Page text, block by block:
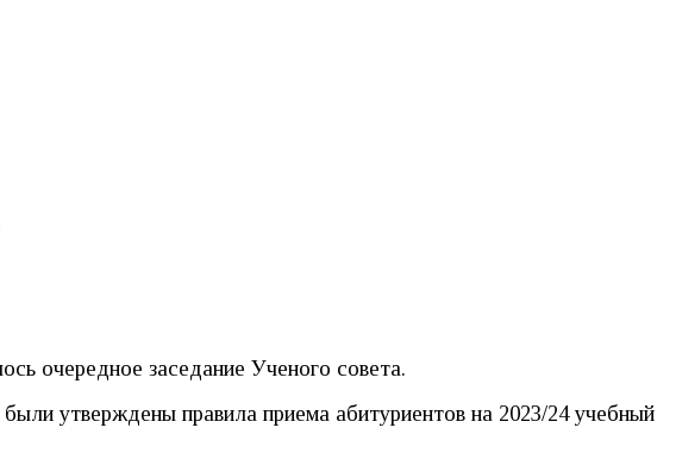
очередное заседание Ученого совета.
утверждены правила приема абитуриентов на 2023/24 учебный